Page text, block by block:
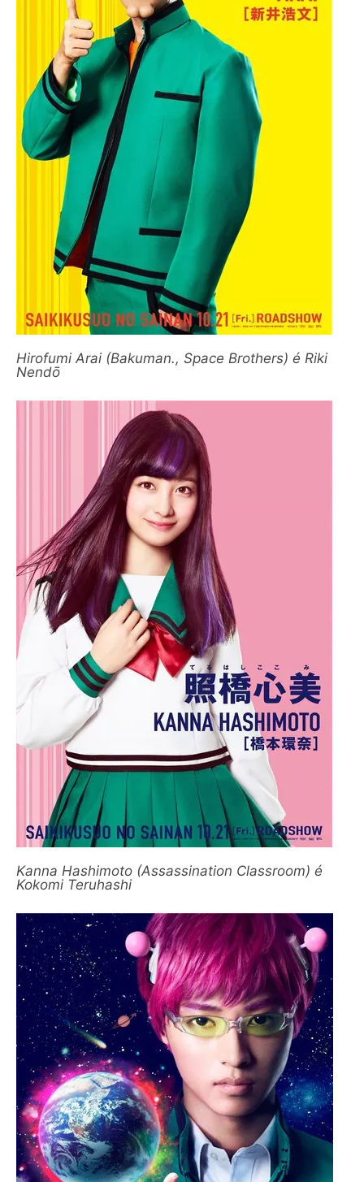
Hirofumi Arai (Bakuman., Space Brothers) é Riki
Nendō
Kanna Hashimoto (Assassination Classroom) é
Kokomi Teruhashi